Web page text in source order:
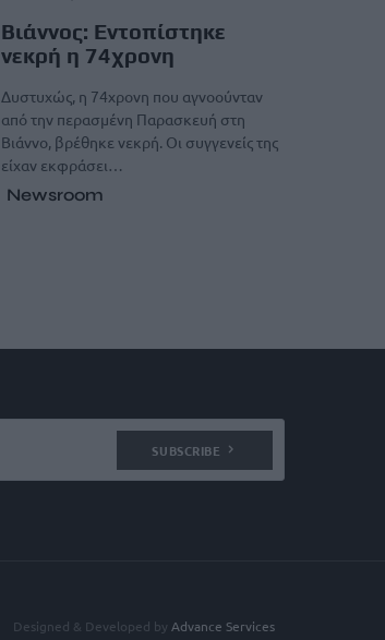
Βιάννος: Εντοπίστηκε
νεκρή η 74χρονη
Δυστυχώς, η 74χρονη που αγνοούνταν
από την περασμένη Παρασκευή στη
Βιάννο, βρέθηκε νεκρή. Οι συγγενείς της
είχαν εκφράσει…
Newsroom
SUBSCRIBE
Designed & Developed by Advance Services